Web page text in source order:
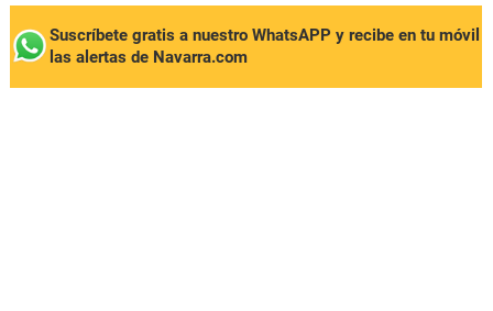
Suscríbete gratis a nuestro WhatsAPP y recibe en tu móvil
las alertas de Navarra.com